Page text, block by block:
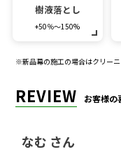
樹液落とし
+50％～150%
※新品幕の施工の場合はクリー
REVIEW お客様の
なむ さん